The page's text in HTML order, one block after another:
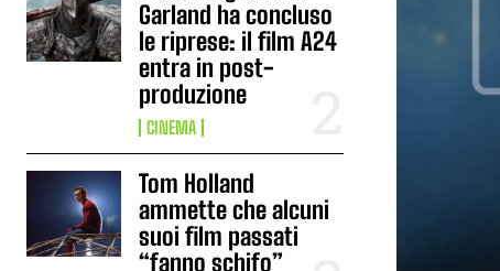
Garland ha concluso
le riprese: il film A24
entra in post-
produzione
CINEMA
Tom Holland
ammette che alcuni
suoi film passati
“fanno schifo”